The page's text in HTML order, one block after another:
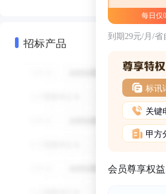
招标产品
每日仅
到期29元/月/省
标讯
关键
甲方
会员尊享权益